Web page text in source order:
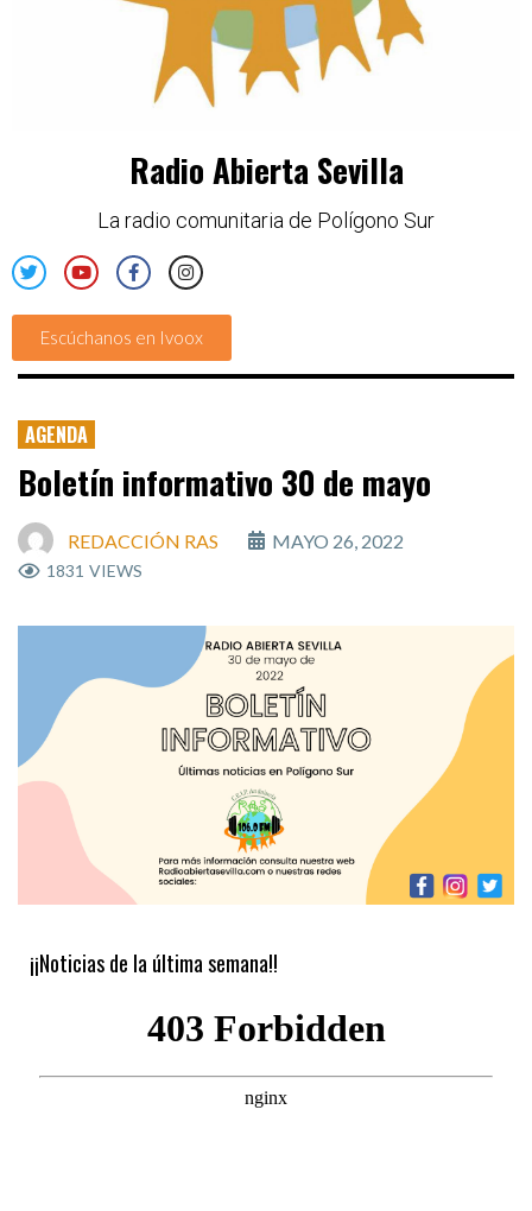
Radio Abierta Sevilla
La radio comunitaria de Polígono Sur
Escúchanos en Ivoox
AGENDA
Boletín informativo 30 de mayo
REDACCIÓN RAS MAYO 26, 2022
1831 VIEWS
¡¡Noticias de la última semana!!